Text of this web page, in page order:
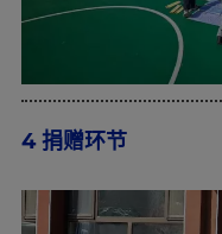
4 捐赠环节